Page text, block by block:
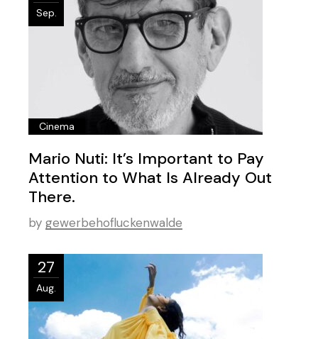
Sep.
Cinema
Mario Nuti: It’s Important to Pay
Attention to What Is Already Out
There.
by gewerbehofluckenwalde
27
Aug.